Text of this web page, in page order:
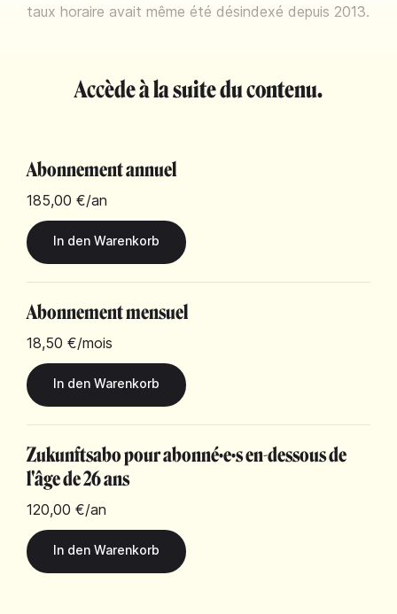
taux horaire avait même été désindexé depuis 2013.
Accède à la suite du contenu.
Abonnement annuel
185,00 €/an
Abonnement mensuel
18,50 €/mois
Zukunftsabo pour abonné·e·s en-dessous de
l'âge de 26 ans
120,00 €/an